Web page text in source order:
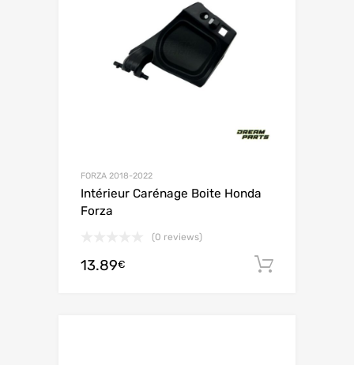
FORZA 2018-2022
Intérieur Carénage Boite Honda
Forza
(0 reviews)
13.89€